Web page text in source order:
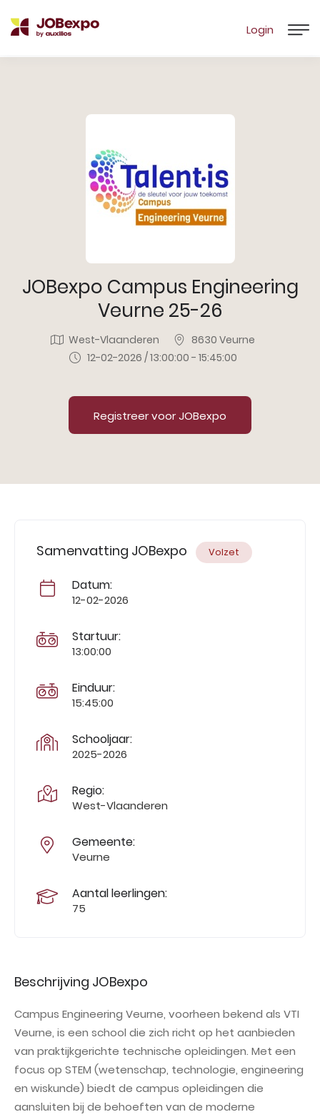
Login
JOBexpo Campus Engineering
Veurne 25-26
West-Vlaanderen
8630 Veurne
12-02-2026 / 13:00:00 - 15:45:00
Registreer voor JOBexpo
Samenvatting JOBexpo Volzet
Datum:
12-02-2026
Startuur:
13:00:00
Einduur:
15:45:00
Schooljaar:
2025-2026
Regio:
West-Vlaanderen
Gemeente:
Veurne
Aantal leerlingen:
75
Beschrijving JOBexpo
Campus Engineering Veurne, voorheen bekend als VTI
Veurne, is een school die zich richt op het aanbieden
van praktijkgerichte technische opleidingen. Met een
focus op STEM (wetenschap, technologie, engineering
en wiskunde) biedt de campus opleidingen die
aansluiten bij de behoeften van de moderne